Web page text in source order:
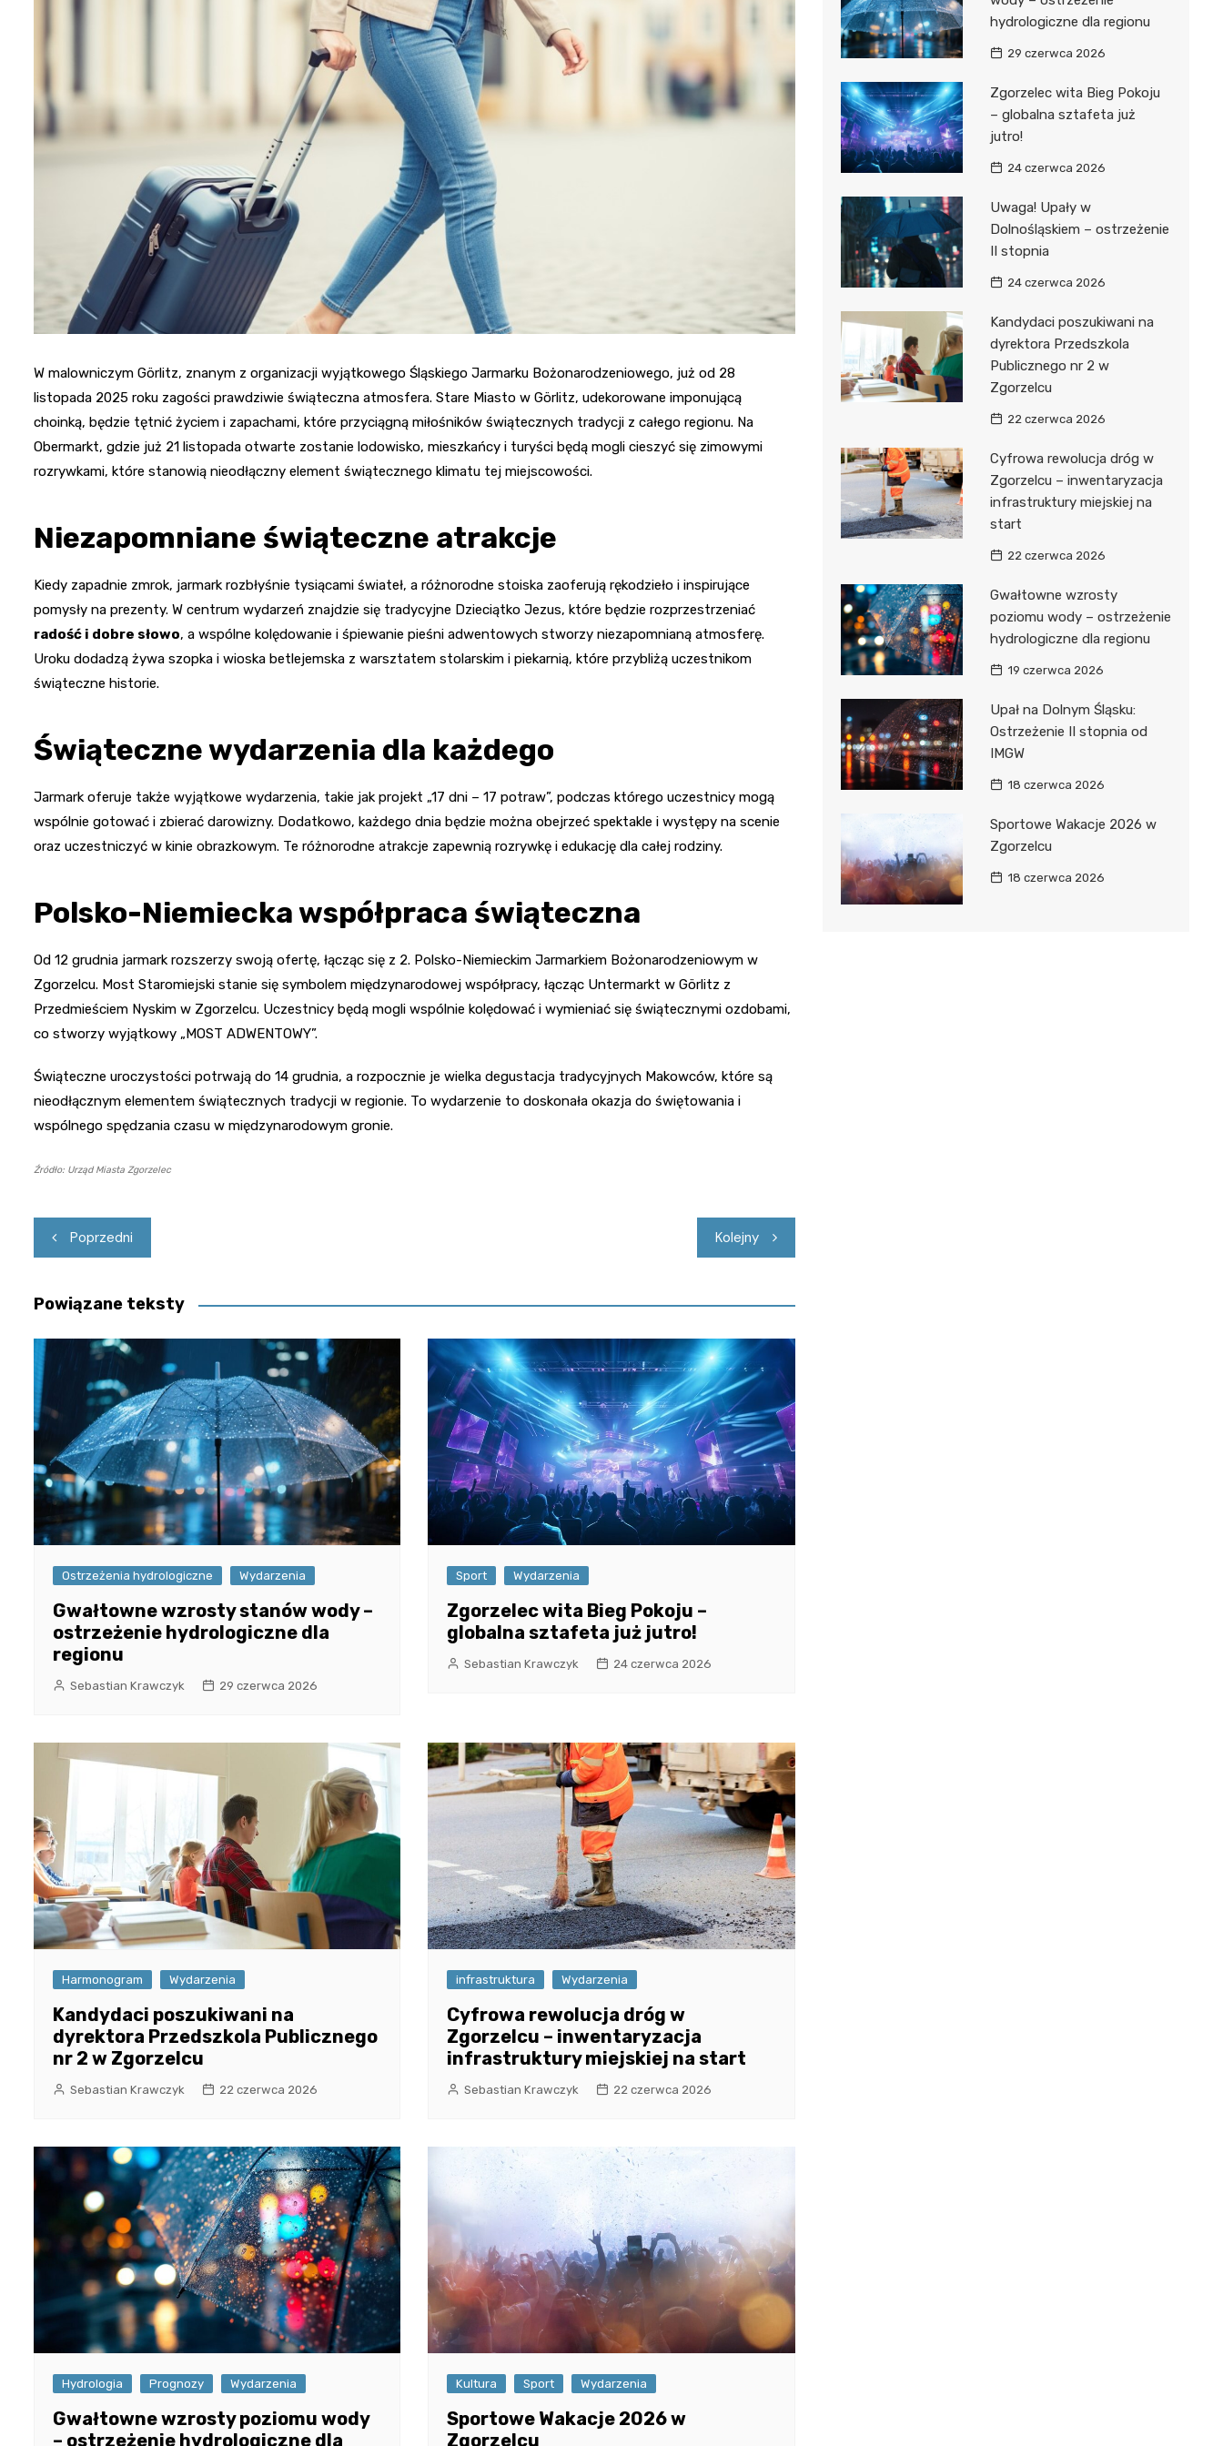
Cmentarz Żołnierzy II
Armii Wojska Polskiego
Kruczy Folwark
Zalew Czerwona Woda
Przysłupowych
Pałac w Żarskiej Wsi
Pałac Joachimstein
Renesansowy Dwór
W malowniczym Görlitz, znanym z organizacji wyjątkowego Śląskiego Jarmarku Bożonarodzeniowego, już od 28
listopada 2025 roku zagości prawdziwie świąteczna atmosfera. Stare Miasto w Görlitz, udekorowane imponującą
choinką, będzie tętnić życiem i zapachami, które przyciągną miłośników świątecznych tradycji z całego regionu. Na
Obermarkt, gdzie już 21 listopada otwarte zostanie lodowisko, mieszkańcy i turyści będą mogli cieszyć się zimowymi
rozrywkami, które stanowią nieodłączny element świątecznego klimatu tej miejscowości.
Niezapomniane świąteczne atrakcje
Kiedy zapadnie zmrok, jarmark rozbłyśnie tysiącami świateł, a różnorodne stoiska zaoferują rękodzieło i inspirujące
pomysły na prezenty. W centrum wydarzeń znajdzie się tradycyjne Dzieciątko Jezus, które będzie rozprzestrzeniać
radość i dobre słowo, a wspólne kolędowanie i śpiewanie pieśni adwentowych stworzy niezapomnianą atmosferę.
Uroku dodadzą żywa szopka i wioska betlejemska z warsztatem stolarskim i piekarnią, które przybliżą uczestnikom
świąteczne historie.
Świąteczne wydarzenia dla każdego
Jarmark oferuje także wyjątkowe wydarzenia, takie jak projekt „17 dni – 17 potraw”, podczas którego uczestnicy mogą
wspólnie gotować i zbierać darowizny. Dodatkowo, każdego dnia będzie można obejrzeć spektakle i występy na scenie
oraz uczestniczyć w kinie obrazkowym. Te różnorodne atrakcje zapewnią rozrywkę i edukację dla całej rodziny.
Polsko-Niemiecka współpraca świąteczna
Od 12 grudnia jarmark rozszerzy swoją ofertę, łącząc się z 2. Polsko-Niemieckim Jarmarkiem Bożonarodzeniowym w
Zgorzelcu. Most Staromiejski stanie się symbolem międzynarodowej współpracy, łącząc Untermarkt w Görlitz z
Przedmieściem Nyskim w Zgorzelcu. Uczestnicy będą mogli wspólnie kolędować i wymieniać się świątecznymi ozdobami,
co stworzy wyjątkowy „MOST ADWENTOWY”.
Świąteczne uroczystości potrwają do 14 grudnia, a rozpocznie je wielka degustacja tradycyjnych Makowców, które są
nieodłącznym elementem świątecznych tradycji w regionie. To wydarzenie to doskonała okazja do świętowania i
wspólnego spędzania czasu w międzynarodowym gronie.
Źródło: Urząd Miasta Zgorzelec
Nawigacja
wpisu
Poprzedni Kolejny
Powiązane teksty
Ostrzeżenia hydrologiczne Wydarzenia
Gwałtowne wzrosty stanów wody –
ostrzeżenie hydrologiczne dla
regionu
Sebastian Krawczyk 29 czerwca 2026
Sport Wydarzenia
Zgorzelec wita Bieg Pokoju –
globalna sztafeta już jutro!
Sebastian Krawczyk 24 czerwca 2026
Harmonogram Wydarzenia
Kandydaci poszukiwani na
dyrektora Przedszkola Publicznego
nr 2 w Zgorzelcu
Sebastian Krawczyk 22 czerwca 2026
infrastruktura Wydarzenia
Cyfrowa rewolucja dróg w
Zgorzelcu – inwentaryzacja
infrastruktury miejskiej na start
Sebastian Krawczyk 22 czerwca 2026
Hydrologia Prognozy Wydarzenia
Gwałtowne wzrosty poziomu wody
– ostrzeżenie hydrologiczne dla
Kultura Sport Wydarzenia
Sportowe Wakacje 2026 w
Zgorzelcu
hydrologiczne dla regionu
29 czerwca 2026
Zgorzelec wita Bieg Pokoju
– globalna sztafeta już
jutro!
24 czerwca 2026
Uwaga! Upały w
Dolnośląskiem – ostrzeżenie
II stopnia
24 czerwca 2026
Kandydaci poszukiwani na
dyrektora Przedszkola
Publicznego nr 2 w
Zgorzelcu
22 czerwca 2026
Cyfrowa rewolucja dróg w
Zgorzelcu – inwentaryzacja
infrastruktury miejskiej na
start
22 czerwca 2026
Gwałtowne wzrosty
poziomu wody – ostrzeżenie
hydrologiczne dla regionu
19 czerwca 2026
Upał na Dolnym Śląsku:
Ostrzeżenie II stopnia od
IMGW
18 czerwca 2026
Sportowe Wakacje 2026 w
Zgorzelcu
18 czerwca 2026